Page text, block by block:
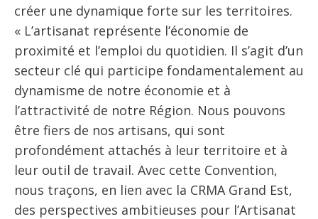
créer une dynamique forte sur les territoires.
« L’artisanat représente l’économie de
proximité et l’emploi du quotidien. Il s’agit d’un
secteur clé qui participe fondamentalement au
dynamisme de notre économie et à
l’attractivité de notre Région. Nous pouvons
être fiers de nos artisans, qui sont
profondément attachés à leur territoire et à
leur outil de travail. Avec cette Convention,
nous traçons, en lien avec la CRMA Grand Est,
des perspectives ambitieuses pour l’Artisanat